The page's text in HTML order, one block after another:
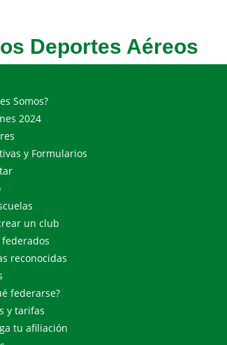
Deportes Aéreos
Somos?
2024
y Formularios
un club
reconocidas
federarse?
y tarifas
tu afiliación